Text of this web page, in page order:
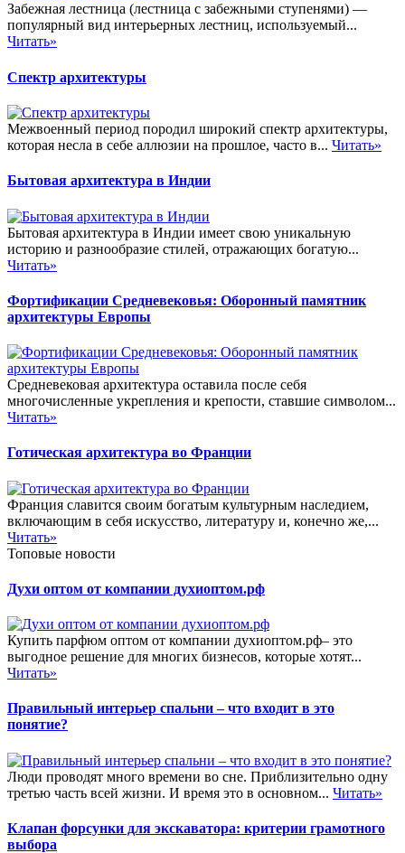
Забежная лестница (лестница с забежными ступенями) —
популярный вид интерьерных лестниц, используемый...
Читать»
Спектр архитектуры
Межвоенный период породил широкий спектр архитектуры,
которая несла в себе аллюзии на прошлое, часто в... Читать»
Бытовая архитектура в Индии
Бытовая архитектура в Индии имеет свою уникальную
историю и разнообразие стилей, отражающих богатую...
Читать»
Фортификации Средневековья: Оборонный памятник
архитектуры Европы
Средневековая архитектура оставила после себя
многочисленные укрепления и крепости, ставшие символом...
Читать»
Готическая архитектура во Франции
Франция славится своим богатым культурным наследием,
включающим в себя искусство, литературу и, конечно же,...
Читать»
Топовые новости
Духи оптом от компании духиоптом.рф
Купить парфюм оптом от компании духиоптом.рф– это
выгодное решение для многих бизнесов, которые хотят...
Читать»
Правильный интерьер спальни – что входит в это
понятие?
Люди проводят много времени во сне. Приблизительно одну
третью часть всей жизни. И время это в основном... Читать»
Клапан форсунки для экскаватора: критерии грамотного
выбора